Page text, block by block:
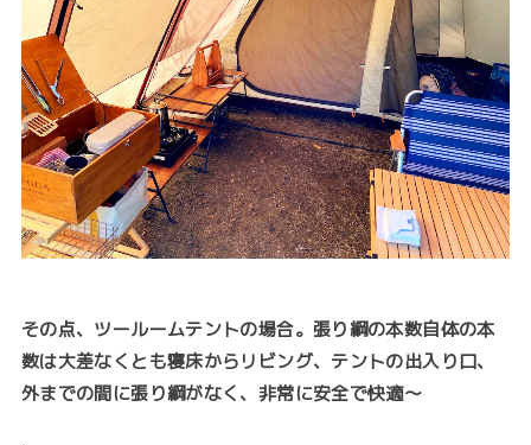
その点、ツールームテントの場合。張り綱の本数自体の本
数は大差なくとも寝床からリビング、テントの出入り口、
外までの間に張り綱がなく、非常に安全で快適〜